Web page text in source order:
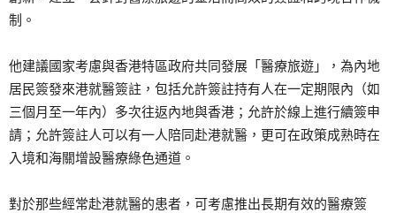
制。
他建議國家考慮與香港特區政府共同發展「醫療旅遊」，為內地
居民簽發來港就醫簽註，包括允許簽註持有人在一定期限內（如
三個月至一年內）多次往返內地與香港；允許於線上進行續簽申
請；允許簽註人可以有一人陪同赴港就醫，更可在政策成熟時在
入境和海關增設醫療綠色通道。
對於那些經常赴港就醫的患者，可考慮推出長期有效的醫療簽